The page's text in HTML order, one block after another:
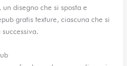
disegno che si sposta e
gratis texture, ciascuna che si